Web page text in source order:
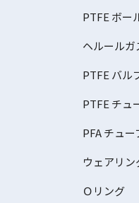
PTFE ボー
ヘルールガ
PTFE バル
PTFE チュ
PFA チュ
ウェアリン
Ｏリング